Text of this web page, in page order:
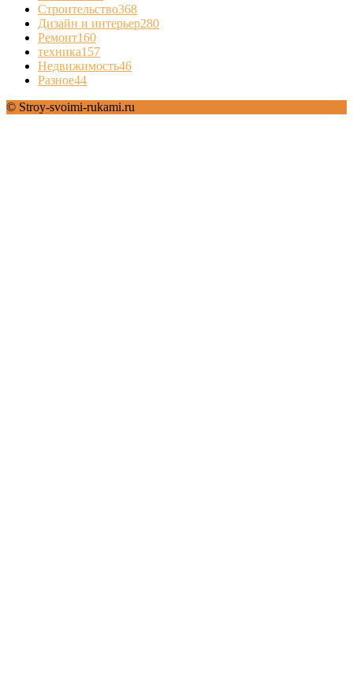
Строительство368
Дизайн и интерьер280
Ремонт160
техника157
Недвижимость46
Разное44
© Stroy-svoimi-rukami.ru